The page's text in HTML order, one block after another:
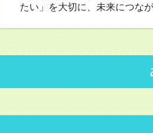
たい」を大切に、未来につな